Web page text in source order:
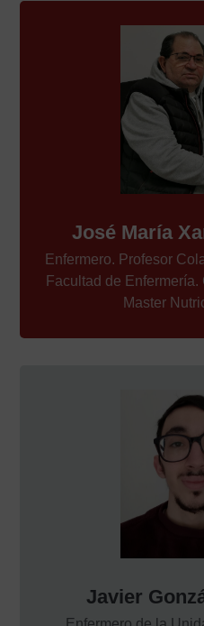
José María
Enfermero. Profesor
Facultad de
Master
Javier